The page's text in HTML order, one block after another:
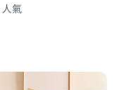
人氣